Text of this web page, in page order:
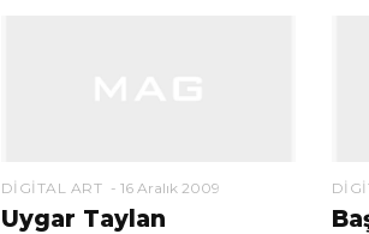
DIGITAL ART 16 Aralık 2009
Uygar Taylan